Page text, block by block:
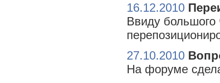
16.12.2010
Ввиду большого
27.10.2010
На форуме